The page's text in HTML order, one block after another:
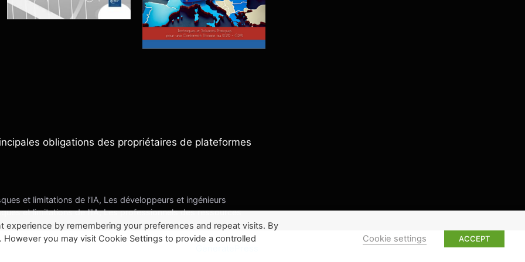
obligations des propriétaires de plateformes
et limitations de l’IA, Les développeurs et ingénieurs
et limitations de l’IA, Les professionnels des ressources
by remembering your preferences and repeat visits. By
you may visit Cookie Settings to provide a controlled
Cookie settings ACCEPT